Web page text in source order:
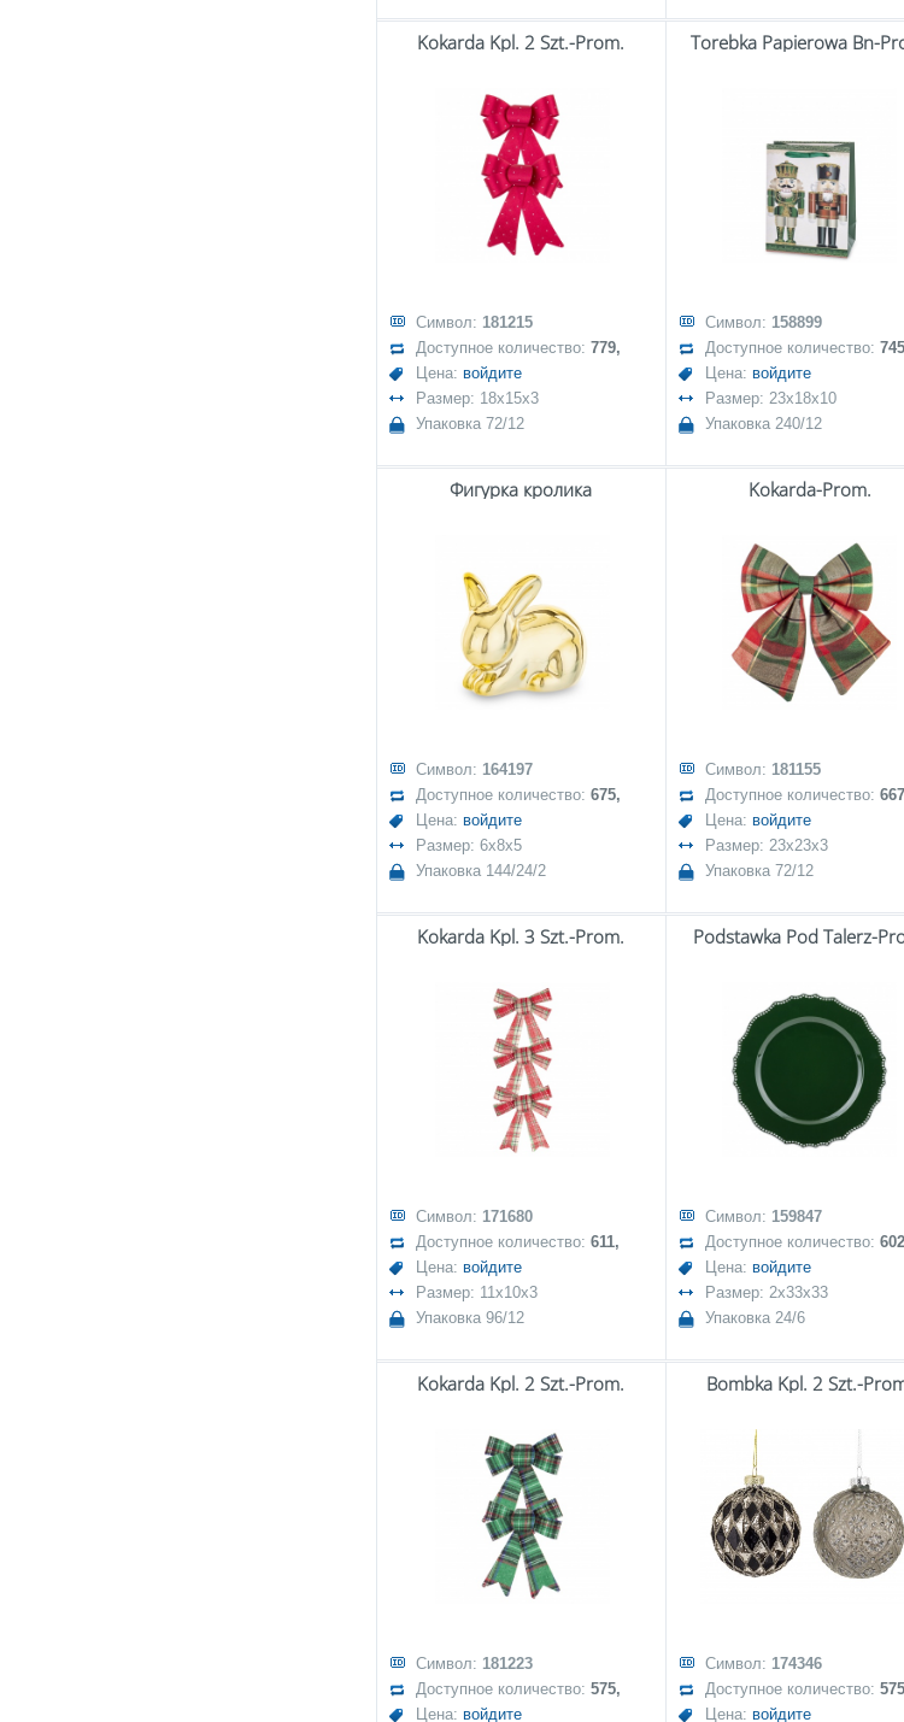
Kokarda Kpl. 2 Szt.-Prom.
Символ: 181215
Доступное количество: 779,
Цена: войдите
Размер: 18x15x3
Упаковка 72/12
Torebka Papierowa Bn-
Символ: 158899
Доступное количество:
Цена: войдите
Размер: 23x18x10
Упаковка 240/12
Фигурка кролика
Символ: 164197
Доступное количество: 675,
Цена: войдите
Размер: 6x8x5
Упаковка 144/24/2
Kokarda-Prom.
Символ: 181155
Доступное количество:
Цена: войдите
Размер: 23x23x3
Упаковка 72/12
Kokarda Kpl. 3 Szt.-Prom.
Символ: 171680
Доступное количество: 611,
Цена: войдите
Размер: 11x10x3
Упаковка 96/12
Podstawka Pod Talerz-
Символ: 159847
Доступное количество:
Цена: войдите
Размер: 2x33x33
Упаковка 24/6
Kokarda Kpl. 2 Szt.-Prom.
Символ: 181223
Доступное количество: 575,
Цена: войдите
Bombka Kpl. 2 Szt.-
Символ: 174346
Доступное количество:
Цена: войдите